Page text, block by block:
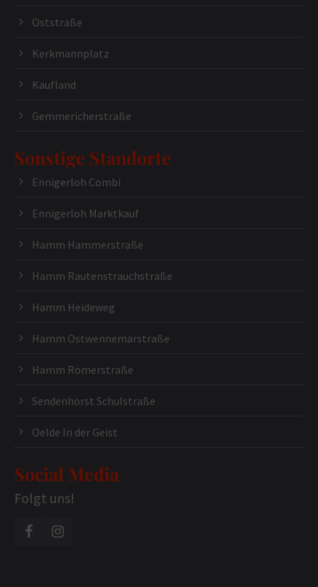
Oststraße
Kerkmannplatz
Kaufland
Gemmericherstraße
Sonstige Standorte
Ennigerloh Combi
Ennigerloh Marktkauf
Hamm Hammerstraße
Hamm Rautenstrauchstraße
Hamm Heideweg
Hamm Ostwennemarstraße
Hamm Römerstraße
Sendenhorst Schulstraße
Oelde In der Geist
Social Media
Folgt uns!